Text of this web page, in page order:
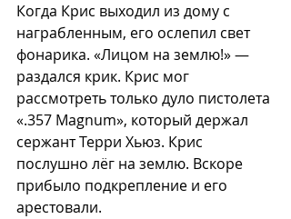
Когда Крис выходил из дому с
награбленным, его ослепил свет
фонарика. «Лицом на землю!» —
раздался крик. Крис мог
рассмотреть только дуло пистолета
«.357 Magnum», который держал
сержант Терри Хьюз. Крис
послушно лёг на землю. Вскоре
прибыло подкрепление и его
арестовали.